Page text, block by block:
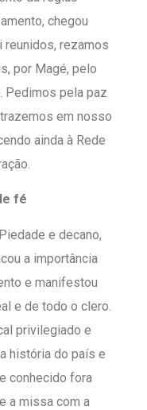
chegou
reunidos, rezamos
por Magé, pelo
Pedimos pela paz
em nosso
ainda à Rede
fé
e decano,
a importância
e manifestou
e de todo o clero.
privilegiado e
história do país e
conhecido fora
a missa com a